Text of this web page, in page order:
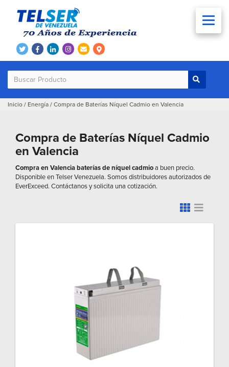
Inicio / Energía / Compra de Baterías Níquel Cadmio en Valencia
Compra de Baterías Níquel Cadmio
en Valencia
Compra en Valencia baterías de níquel cadmioa buen precio.
Disponible en Telser Venezuela. Somos distribuidores autorizados de
EverExceed. Contáctanos y solicita una cotización.